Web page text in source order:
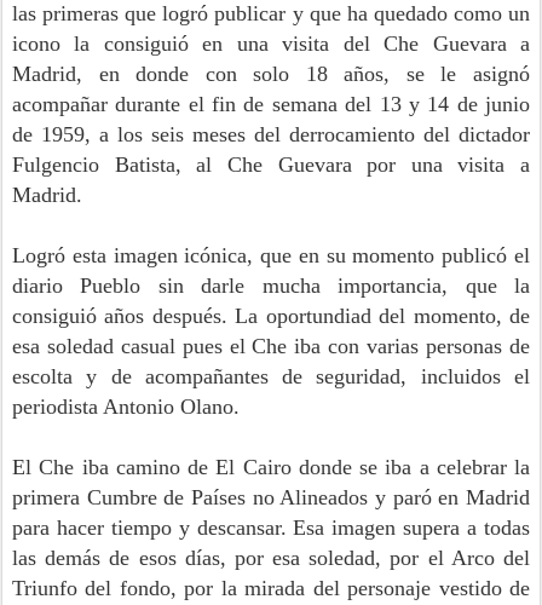
las primeras que logró publicar y que ha quedado como un
icono la consiguió en una visita del Che Guevara a
Madrid, en donde con solo 18 años, se le asignó
acompañar durante el fin de semana del 13 y 14 de junio
de 1959, a los seis meses del derrocamiento del dictador
Fulgencio Batista, al Che Guevara por una visita a
Madrid.
Logró esta imagen icónica, que en su momento publicó el
diario Pueblo sin darle mucha importancia, que la
consiguió años después. La oportundiad del momento, de
esa soledad casual pues el Che iba con varias personas de
escolta y de acompañantes de seguridad, incluidos el
periodista Antonio Olano.
El Che iba camino de El Cairo donde se iba a celebrar la
primera Cumbre de Países no Alineados y paró en Madrid
para hacer tiempo y descansar. Esa imagen supera a todas
las demás de esos días, por esa soledad, por el Arco del
Triunfo del fondo, por la mirada del personaje vestido de